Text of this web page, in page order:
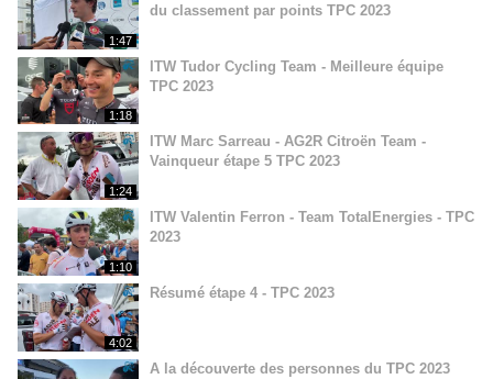
1:47
du classement par points TPC 2023
1:18
ITW Tudor Cycling Team - Meilleure équipe
TPC 2023
1:24
ITW Marc Sarreau - AG2R Citroën Team -
Vainqueur étape 5 TPC 2023
1:10
ITW Valentin Ferron - Team TotalEnergies - TPC
2023
4:02
Résumé étape 4 - TPC 2023
A la découverte des personnes du TPC 2023